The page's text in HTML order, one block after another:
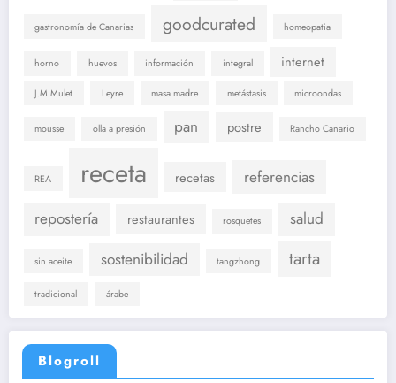
gastronomía de Canarias goodcurated homeopatia
horno huevos información integral internet
J.M.Mulet Leyre masa madre metástasis microondas
mousse olla a presión pan postre Rancho Canario
REA receta recetas
referencias
repostería
restaurantes rosquetes salud
sin aceite sostenibilidad tangzhong tarta
tradicional árabe
Blogroll